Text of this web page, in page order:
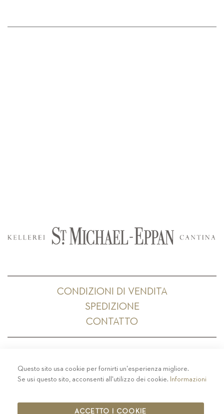
CONDIZIONI DI VENDITA
SPEDIZIONE
CONTATTO
PRIVACY-COLOPHON - COOKIE POLICY
CODICE ETICO
IT00126670215
Questo sito usa cookie per fornirti un'esperienza migliore.
Se usi questo sito, acconsenti all'utilizzo dei cookie. Informazioni
ACCETTO I COOKIE